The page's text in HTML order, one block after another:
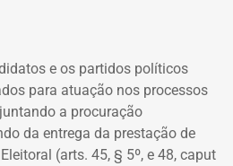
e os partidos políticos
para atuação nos processos
a procuração
da entrega da prestação de
(arts. 45, § 5º, e 48, caput